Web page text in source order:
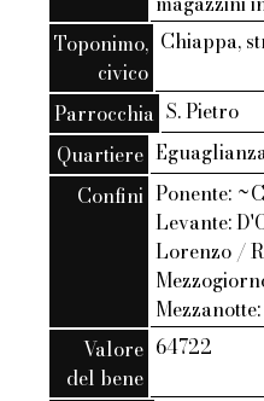
Toponimo,
civico
Chiappa,
Parrocchia S. Pietro
Quartiere
Confini Ponente:
Levante:
Lorenzo /
Valore
del bene
64722